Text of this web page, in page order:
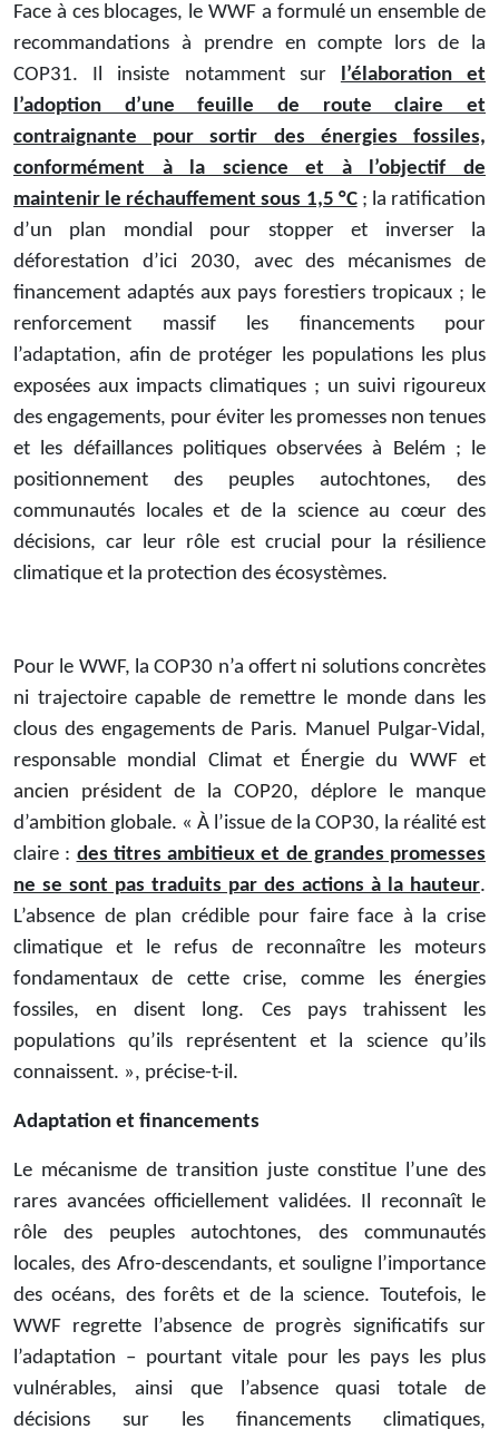
Face à ces blocages, le WWF a formulé un ensemble de
recommandations à prendre en compte lors de la
COP31. Il insiste notamment sur
l’élaboration et
l’adoption d’une feuille de route claire et
contraignante pour sortir des énergies fossiles,
conformément à la science et à l’objectif de
maintenir le réchauffement sous 1,5 °C; la ratification
d’un plan mondial pour stopper et inverser la
déforestation d’ici 2030, avec des mécanismes de
financement adaptés aux pays forestiers tropicaux ; le
renforcement massif les financements pour
l’adaptation, afin de protéger les populations les plus
exposées aux impacts climatiques ; un suivi rigoureux
des engagements, pour éviter les promesses non tenues
et les défaillances politiques observées à Belém ; le
positionnement des peuples autochtones, des
communautés locales et de la science au cœur des
décisions, car leur rôle est crucial pour la résilience
climatique et la protection des écosystèmes.
Pour le WWF, la COP30 n’a offert ni solutions concrètes
ni trajectoire capable de remettre le monde dans les
clous des engagements de Paris. Manuel Pulgar-Vidal,
responsable mondial Climat et Énergie du WWF et
ancien président de la COP20, déplore le manque
d’ambition globale. « À l’issue de la COP30, la réalité est
claire : des titres ambitieux et de grandes promesses
ne se sont pas traduits par des actions à la hauteur.
L’absence de plan crédible pour faire face à la crise
climatique et le refus de reconnaître les moteurs
fondamentaux de cette crise, comme les énergies
fossiles, en disent long. Ces pays trahissent les
populations qu’ils représentent et la science qu’ils
connaissent. », précise-t-il.
Adaptation et financements
Le mécanisme de transition juste constitue l’une des
rares avancées officiellement validées. Il reconnaît le
rôle des peuples autochtones, des communautés
locales, des Afro-descendants, et souligne l’importance
des océans, des forêts et de la science. Toutefois, le
WWF regrette l’absence de progrès significatifs sur
l’adaptation – pourtant vitale pour les pays les plus
vulnérables, ainsi que l’absence quasi totale de
décisions sur les financements climatiques,